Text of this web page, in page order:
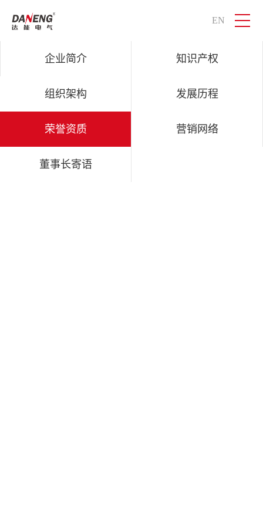
EN
企业简介 知识产权
组织架构 发展历程
荣誉资质 营销网络
董事长寄语